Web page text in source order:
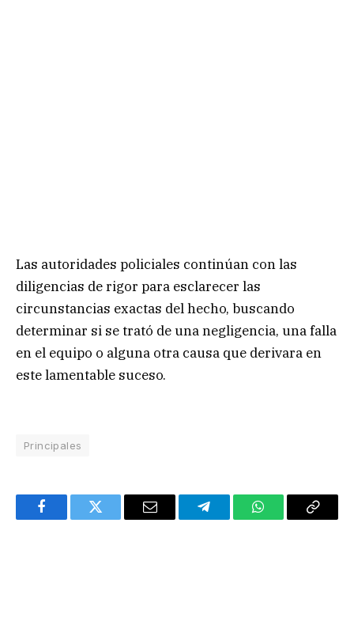
Las autoridades policiales continúan con las
diligencias de rigor para esclarecer las
circunstancias exactas del hecho, buscando
determinar si se trató de una negligencia, una falla
en el equipo o alguna otra causa que derivara en
este lamentable suceso.
Principales
FacebookTwitter Email TelegramWhatsAppCopy